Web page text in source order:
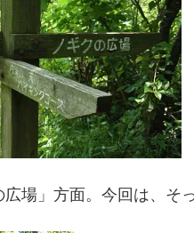
場」方面。今回は、そ